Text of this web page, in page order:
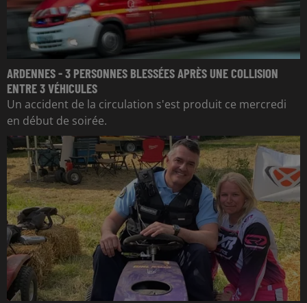
ARDENNES - 3 PERSONNES BLESSÉES APRÈS UNE COLLISION
ENTRE 3 VÉHICULES
Un accident de la circulation s'est produit ce mercredi
en début de soirée.